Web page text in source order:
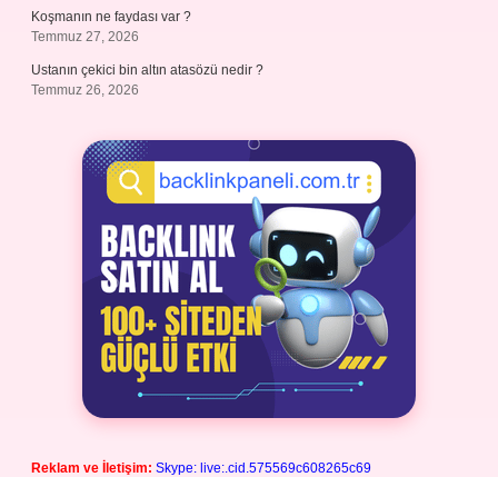
Koşmanın ne faydası var ?
Temmuz 27, 2026
Ustanın çekici bin altın atasözü nedir ?
Temmuz 26, 2026
Reklam ve İletişim: Skype: live:.cid.575569c608265c69